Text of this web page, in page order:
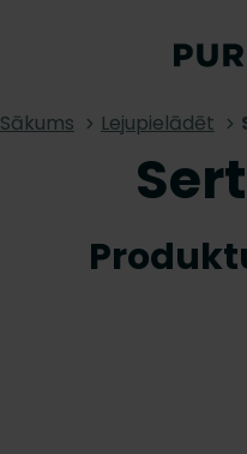
Sākums Lejupielādēt